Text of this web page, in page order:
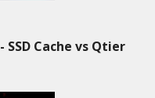
SSD Cache vs Qtier